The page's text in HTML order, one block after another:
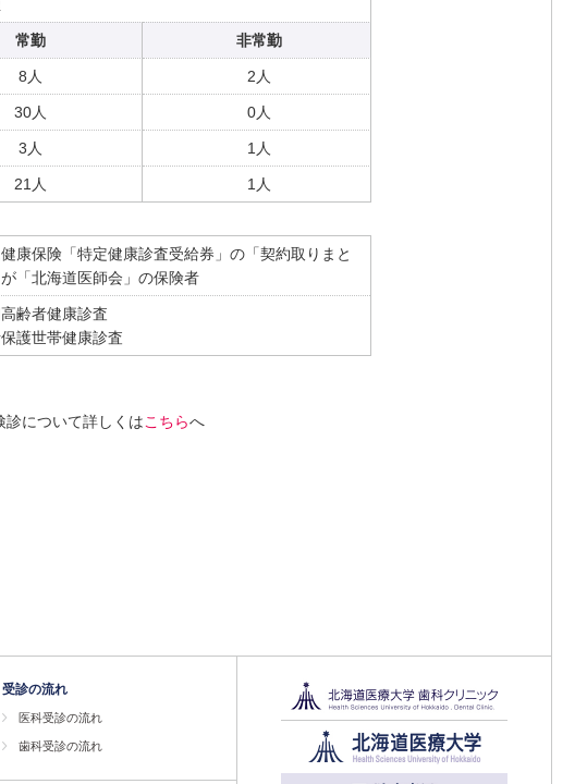
常勤 非常勤
8人 2人
30人 0人
3人 1人
21人 1人
康保険「特定健康診査受給券」の「契約取りまと
「北海道医師会」の保険者
齢者健康診査
護世帯健康診査
について詳しくはこちらへ
受診の流れ
医科受診の流れ
歯科受診の流れ